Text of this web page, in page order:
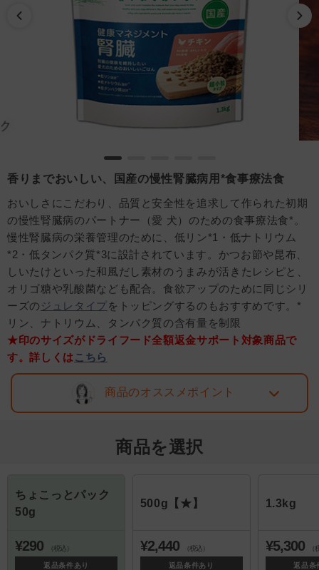
香りまでおいしい、国産の慢性腎臓病用*食事療法食
おいしさにこだわり、品質と安全性を追求して作られた初期
の慢性腎臓病のパートナー（愛 犬）のための食事療法食*。
慢性腎臓病の栄養管理のために、低リン*1・低ナトリウム
*2・低タンパク質*3に設計されています。かつお節や昆布、
しいたけといった和風だし素材のうまみが活きたレシピと、
オリゴ糖や乳酸菌なども配合。食欲アップのために同じシリ
ーズの ジュレタイプ をトッピングするのもおすすめです。*
リン、ナトリウム、タンパク質の含有量を制限
★印のサイズがドライフード全額返金サポート対象商品で
す。詳しくは こちら
商品のオススメポイント
商品を選択
ちょこっとパック
50g
¥290 （税込）
返品条件あり
500g【★】
¥2,440 （税込）
返品条件あり
1.3kg
¥5,300 （
返品条